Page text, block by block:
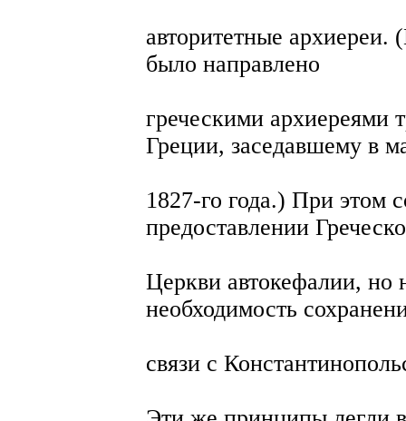
авторитетные архиереи.
было направлено
греческими архиереями
Греции, заседавшему в
1827-го года.) При этом
предоставлении
Церкви автокефалии, но
необходимость
связи с